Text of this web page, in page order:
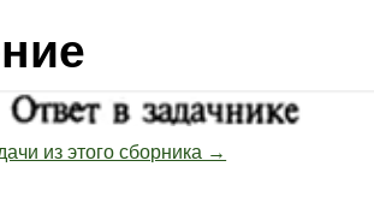
из этого сборника →